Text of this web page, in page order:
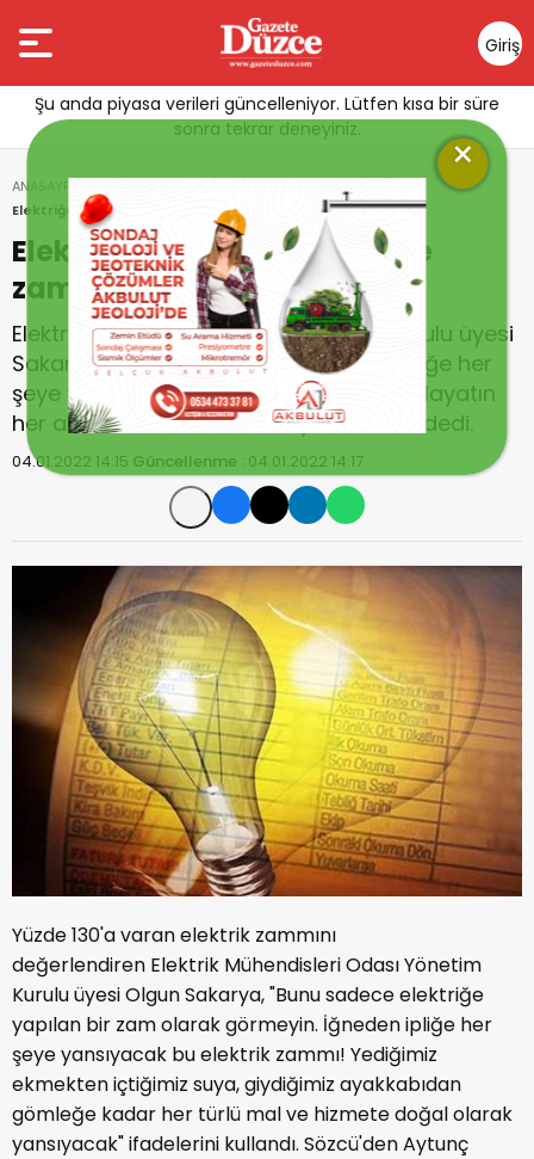
Giriş
Yap
Şu anda piyasa verileri güncelleniyor. Lütfen kısa bir süre
sonra tekrar deneyiniz.
ANASAYFA
Elektriğe zam, iğneden ipliğe zamları tetikleyecek
Elektriğe zam, iğneden ipliğe
zamları tetikleyecek
Elektrik Mühendisleri Odası Yönetim Kurulu üyesi
Sakarya, elektrik zammının ‘iğneden ipliğe her
şeye yansıyacağını’ söyledi. Sakarya, “Hayatın
her alanında domino etkisi yaratacak” dedi.
04.01.2022 14:15 Güncellenme : 04.01.2022 14:17
Yüzde 130'a varan elektrik zammını
değerlendiren Elektrik Mühendisleri Odası Yönetim
Kurulu üyesi Olgun Sakarya, "Bunu sadece elektriğe
yapılan bir zam olarak görmeyin. İğneden ipliğe her
şeye yansıyacak bu elektrik zammı! Yediğimiz
ekmekten içtiğimiz suya, giydiğimiz ayakkabıdan
gömleğe kadar her türlü mal ve hizmete doğal olarak
yansıyacak" ifadelerini kullandı. Sözcü'den Aytunç
×